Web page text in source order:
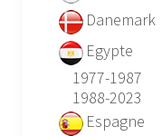
Danemark
Egypte
1977-1987
1988-2023
Espagne